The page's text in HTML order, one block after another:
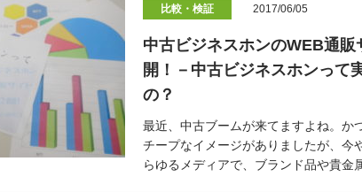
比較・検証 2017/06/05
中古ビジネスホンのWEB通販
開！－中古ビジネスホンって
の？
最近、中古ブームが来てますよね。か
チープなイメージがありましたが、今
らゆるメディアで、ブランド品や貴金